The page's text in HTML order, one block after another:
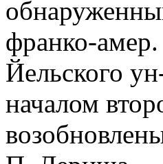
франко-
Йельского
началом